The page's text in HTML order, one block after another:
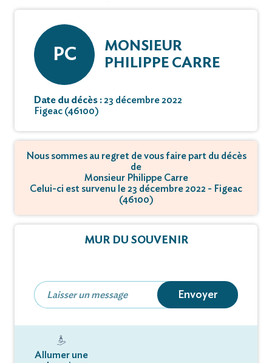
PC
MONSIEUR
PHILIPPE CARRE
Date du décès :23 décembre 2022
Figeac (46100)
Nous sommes au regret de vous faire part du décès
de
Monsieur Philippe Carre
Celui-ci est survenu le 23 décembre 2022 - Figeac
(46100)
MUR DU SOUVENIR
Envoyer
Allumer une